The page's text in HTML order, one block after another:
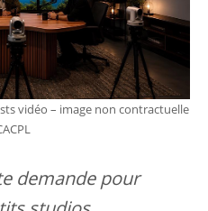
vidéo – image non contractuelle
demande pour